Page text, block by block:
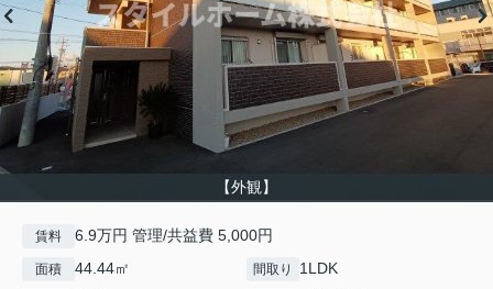
【外観】
賃料 6.9万円 管理/共益費 5,000円
面積 44.44㎡ 間取り 1LDK